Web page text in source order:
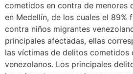
cometidos en contra de menores
en Medellín, de los cuales el 89%
contra niños migrantes
principales afectadas, ellas
las víctimas de delitos cometidos
venezolanos. Los principales